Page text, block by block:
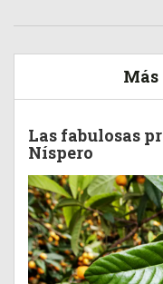
Más
Las fabulosas
Níspero